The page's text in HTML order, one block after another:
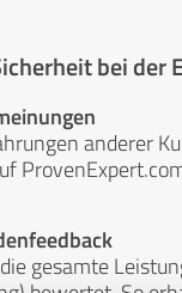
bei der
anderer
gesamte